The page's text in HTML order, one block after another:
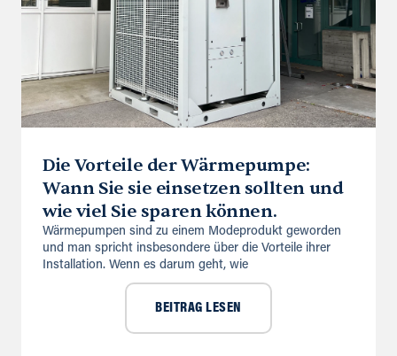
Die Vorteile der Wärmepumpe:
Wann Sie sie einsetzen sollten und
wie viel Sie sparen können.
Wärmepumpen sind zu einem Modeprodukt geworden
und man spricht insbesondere über die Vorteile ihrer
Installation. Wenn es darum geht, wie
BEITRAG LESEN